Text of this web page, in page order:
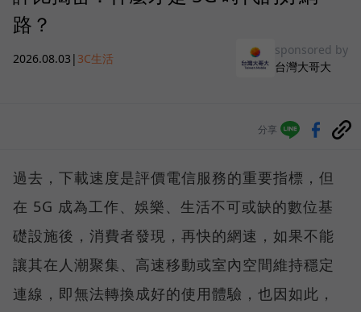
路？
2026.08.03 | 3C生活
sponsored by
台灣大哥大
分享
過去，下載速度是評價電信服務的重要指標，但
在 5G 成為工作、娛樂、生活不可或缺的數位基
礎設施後，消費者發現，再快的網速，如果不能
讓其在人潮聚集、高速移動或室內空間維持穩定
連線，即無法轉換成好的使用體驗，也因如此，